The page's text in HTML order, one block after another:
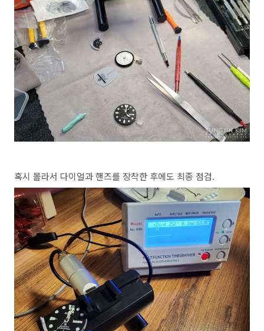
혹시 몰라서 다이얼과 핸즈를 장착한 후에도 최종 점검.